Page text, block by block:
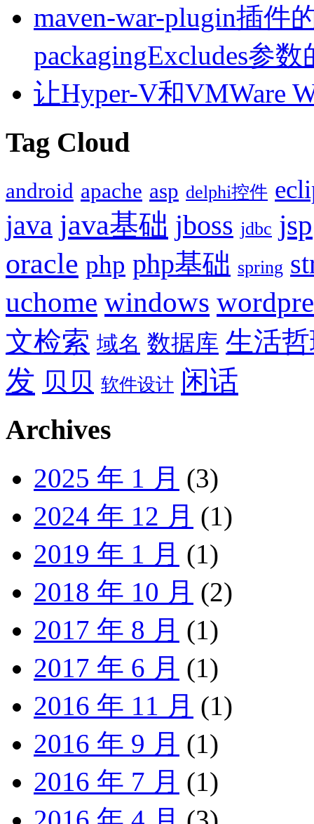
maven-war-plugin插件
packagingExcludes参
让Hyper-V和VMWare
Tag Cloud
android apache asp delphi控件
java java基础 jboss jdbc jsp
oracle php php基础 spring
uchome windows
文检索 域名 数据库 生活
发 贝贝 软件设计 闲话
Archives
2025 年 1 月 (3)
2024 年 12 月 (1)
2019 年 1 月 (1)
2018 年 10 月 (2)
2017 年 8 月 (1)
2017 年 6 月 (1)
2016 年 11 月 (1)
2016 年 9 月 (1)
2016 年 7 月 (1)